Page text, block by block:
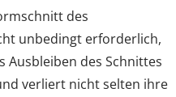
des
unbedingt erforderlich,
Ausbleiben des Schnittes
verliert nicht selten ihre